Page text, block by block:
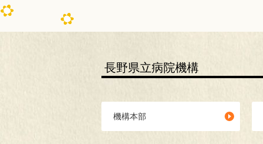
長野県立病院機構
機構本部